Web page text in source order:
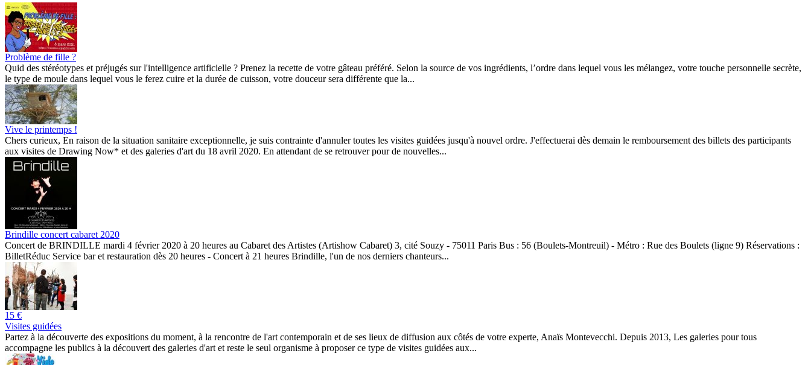
Problème de fille ?
Quid des stéréotypes et préjugés sur l'intelligence artificielle ? Prenez la recette de votre gâteau préféré. Selon la source de vos ingrédients, l’ordre dans lequel vous les mélangez, votre touche personnelle secrète,
le type de moule dans lequel vous le ferez cuire et la durée de cuisson, votre douceur sera différente que la...
Vive le printemps !
Chers curieux, En raison de la situation sanitaire exceptionnelle, je suis contrainte d'annuler toutes les visites guidées jusqu'à nouvel ordre. J'effectuerai dès demain le remboursement des billets des participants
aux visites de Drawing Now* et des galeries d'art du 18 avril 2020. En attendant de se retrouver pour de nouvelles...
Brindille concert cabaret 2020
Concert de BRINDILLE mardi 4 février 2020 à 20 heures au Cabaret des Artistes (Artishow Cabaret) 3, cité Souzy - 75011 Paris Bus : 56 (Boulets-Montreuil) - Métro : Rue des Boulets (ligne 9) Réservations :
BilletRéduc Service bar et restauration dès 20 heures - Concert à 21 heures Brindille, l'un de nos derniers chanteurs...
15 €
Visites guidées
Partez à la découverte des expositions du moment, à la rencontre de l'art contemporain et de ses lieux de diffusion aux côtés de votre experte, Anaïs Montevecchi. Depuis 2013, Les galeries pour tous
accompagne les publics à la découvert des galeries d'art et reste le seul organisme à proposer ce type de visites guidées aux...